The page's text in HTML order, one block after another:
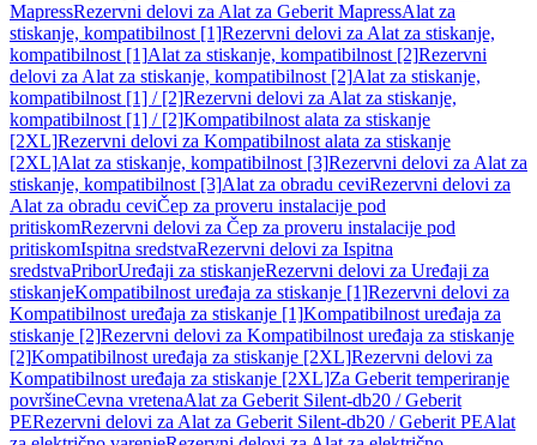
MapressRezervni delovi za Alat za Geberit MapressAlat za
stiskanje, kompatibilnost [1]Rezervni delovi za Alat za stiskanje,
kompatibilnost [1]Alat za stiskanje, kompatibilnost [2]Rezervni
delovi za Alat za stiskanje, kompatibilnost [2]Alat za stiskanje,
kompatibilnost [1] / [2]Rezervni delovi za Alat za stiskanje,
kompatibilnost [1] / [2]Kompatibilnost alata za stiskanje
[2XL]Rezervni delovi za Kompatibilnost alata za stiskanje
[2XL]Alat za stiskanje, kompatibilnost [3]Rezervni delovi za Alat za
stiskanje, kompatibilnost [3]Alat za obradu ceviRezervni delovi za
Alat za obradu ceviČep za proveru instalacije pod
pritiskomRezervni delovi za Čep za proveru instalacije pod
pritiskomIspitna sredstvaRezervni delovi za Ispitna
sredstvaPriborUređaji za stiskanjeRezervni delovi za Uređaji za
stiskanjeKompatibilnost uređaja za stiskanje [1]Rezervni delovi za
Kompatibilnost uređaja za stiskanje [1]Kompatibilnost uređaja za
stiskanje [2]Rezervni delovi za Kompatibilnost uređaja za stiskanje
[2]Kompatibilnost uređaja za stiskanje [2XL]Rezervni delovi za
Kompatibilnost uređaja za stiskanje [2XL]Za Geberit temperiranje
površineCevna vretenaAlat za Geberit Silent-db20 / Geberit
PERezervni delovi za Alat za Geberit Silent-db20 / Geberit PEAlat